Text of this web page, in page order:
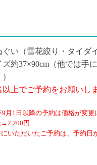
ぐい（雪花絞り・タイダ
ズ約37×90cm（他では手
以上でご予約をお願いし
9月1日以降の予約は価格が変更
→2,200円
にいただいたご予約は、予約